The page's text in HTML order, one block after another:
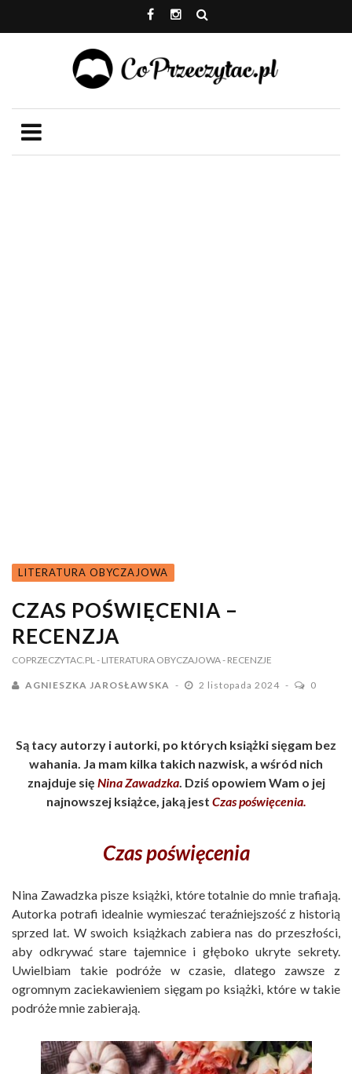
LITERATURA OBYCZAJOWA
CZAS POŚWIĘCENIA –
RECENZJA
COPRZECZYTAC.PL - LITERATURA OBYCZAJOWA- RECENZJE
AGNIESZKA JAROSŁAWSKA 2 listopada 2024 0
Są tacy autorzy i autorki, po których książki sięgam bez
wahania. Ja mam kilka takich nazwisk, a wśród nich
znajduje się Nina Zawadzka. Dziś opowiem Wam o jej
najnowszej książce, jaką jest Czas poświęcenia.
Czas poświęcenia
Nina Zawadzka pisze książki, które totalnie do mnie trafiają.
Autorka potrafi idealnie wymieszać teraźniejszość z historią
sprzed lat. W swoich książkach zabiera nas do przeszłości,
aby odkrywać stare tajemnice i głęboko ukryte sekrety.
Uwielbiam takie podróże w czasie, dlatego zawsze z
ogromnym zaciekawieniem sięgam po książki, które w takie
podróże mnie zabierają.